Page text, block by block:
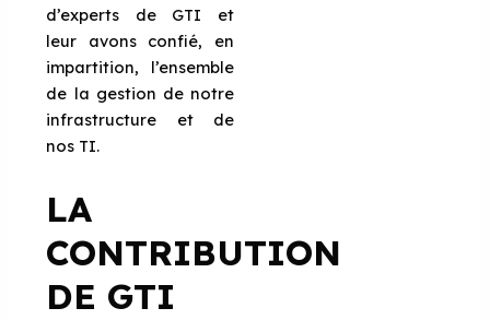
d’experts de GTI et
leur avons confié, en
impartition, l’ensemble
de la gestion de notre
infrastructure et de
nos TI.
LA
CONTRIBUTION
DE GTI